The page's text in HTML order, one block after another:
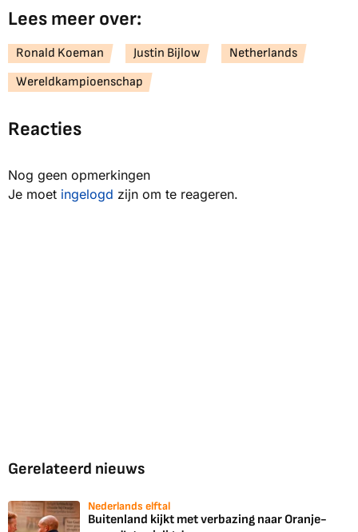
Lees meer over:
Ronald Koeman Justin Bijlow
Netherlands
Wereldkampioenschap
Reacties
Nog geen opmerkingen
Je moet ingelogd zijn om te reageren.
Gerelateerd nieuws
Nederlands elftal
Buitenland kijkt met verbazing naar Oranje-